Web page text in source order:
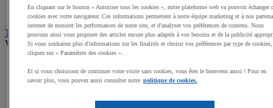
Podiums de sport
Transport et Rangement
Voir tous les produits
Chariots de manutention
Coffres et malles de rangement
En cliquant sur le bouton « Autoriser tous les cookies », notre plateforme web va pouvoir échanger
cookies avec votre navigateur. Ces informations permettent à notre équipe marketing et à nos
internet de mesurer les performances de notre site, et d'analyser vos préférences de contenu. Nous
pouvons ainsi vous proposer des articles encore plus adaptés à vos besoins et de la publicité
Si vous souhaitez plus d'informations sur les finalités et choisir vos préférences par type de cookies,
cliquez sur « Paramètres des cookies ».
Et si vous choisissez de continuer votre visite sans cookies, vous êtes le bienvenu aussi ! Pour en
savoir plus, vous pouvez aussi consulter notre politique de cookies.